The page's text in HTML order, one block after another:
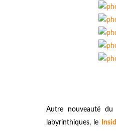
Autre nouveauté
labyrinthiques, le